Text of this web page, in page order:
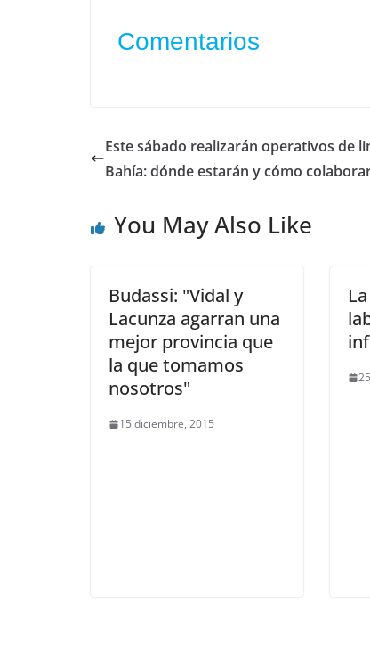
Comentarios
Este sábado realizarán operativos de
Bahía: dónde estarán y cómo
You May Also Like
Budassi: "Vidal y
Lacunza agarran una
mejor provincia que
la que tomamos
nosotros"
15 diciembre, 2015